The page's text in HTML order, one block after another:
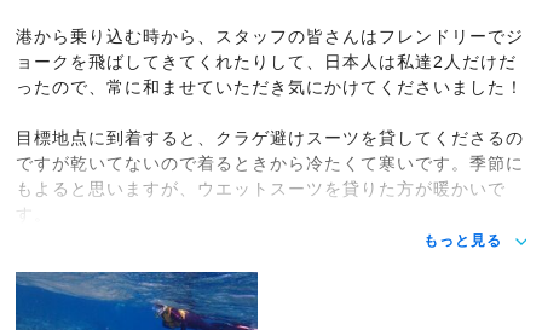
港から乗り込む時から、スタッフの皆さんはフレンドリーでジ
ョークを飛ばしてきてくれたりして、日本人は私達2人だけだ
ったので、常に和ませていただき気にかけてくださいました！
目標地点に到着すると、クラゲ避けスーツを貸してくださるの
ですが乾いてないので着るときから冷たくて寒いです。季節に
もよると思いますが、ウエットスーツを貸りた方が暖かいで
す。
もっと見る